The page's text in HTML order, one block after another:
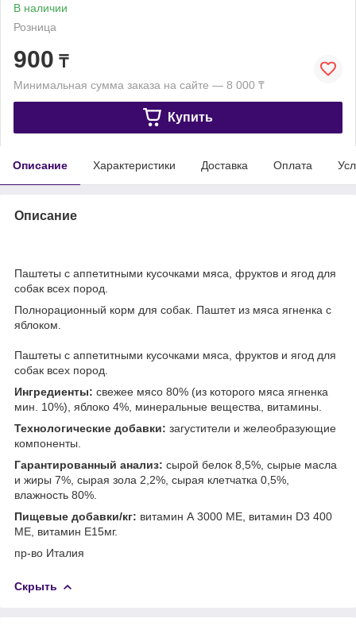
В наличии
Розница
900 ₸
Минимальная сумма заказа на сайте — 8 000 ₸
Купить
Описание Характеристики Доставка Оплата
Описание
Паштеты с аппетитными кусочками мяса, фруктов и ягод для
собак всех пород.
Полнорационный корм для собак. Паштет из мяса ягненка с
яблоком.
Паштеты с аппетитными кусочками мяса, фруктов и ягод для
собак всех пород.
Ингредиенты: свежее мясо 80% (из которого мяса ягненка
мин. 10%), яблоко 4%, минеральные вещества, витамины.
Технологические добавки: загустители и желеобразующие
компоненты.
Гарантированный анализ: сырой белок 8,5%, сырые масла
и жиры 7%, сырая зола 2,2%, сырая клетчатка 0,5%,
влажность 80%.
Пищевые добавки/кг: витамин А 3000 МЕ, витамин D3 400
МЕ, витамин Е15мг.
пр-во Италия
Скрыть